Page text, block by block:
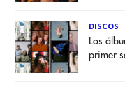
DISCOS
Los
primer